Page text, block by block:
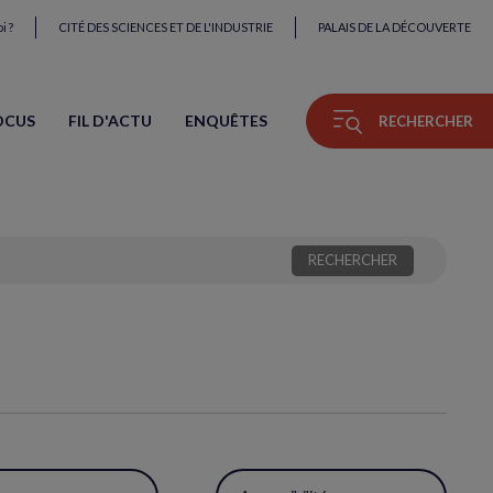
? CITÉ DES SCIENCES ET DE L'INDUSTRIE PALAIS DE LA DÉCOUVERTE
FIL D'ACTU ENQUÊTES RECHERCHER